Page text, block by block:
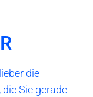
die
Sie gerade